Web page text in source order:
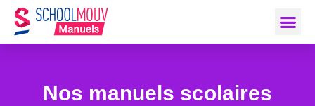
Nos manuels scolaires